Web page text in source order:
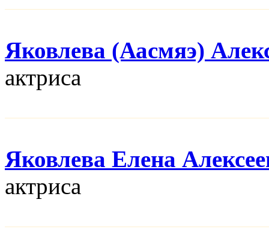
Яковлева (Аасмяэ)
актриса
Яковлева Елена
актриса